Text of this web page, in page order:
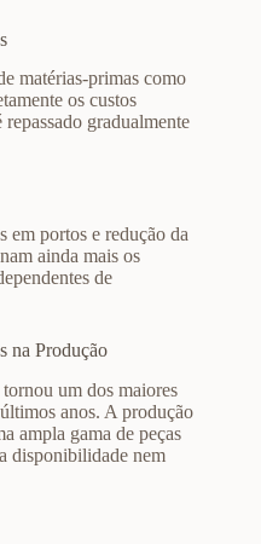
matérias-primas como
os custos
gradualmente
em portos e redução da
ainda mais os
de
na Produção
um dos maiores
anos. A produção
ampla gama de peças
disponibilidade nem